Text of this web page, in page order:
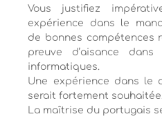
Vous justifiez
expérience dans le
de bonnes compétences
preuve d’aisance
informatiques.
Une expérience dans le
serait fortement souhaitée.
La maîtrise du portugais